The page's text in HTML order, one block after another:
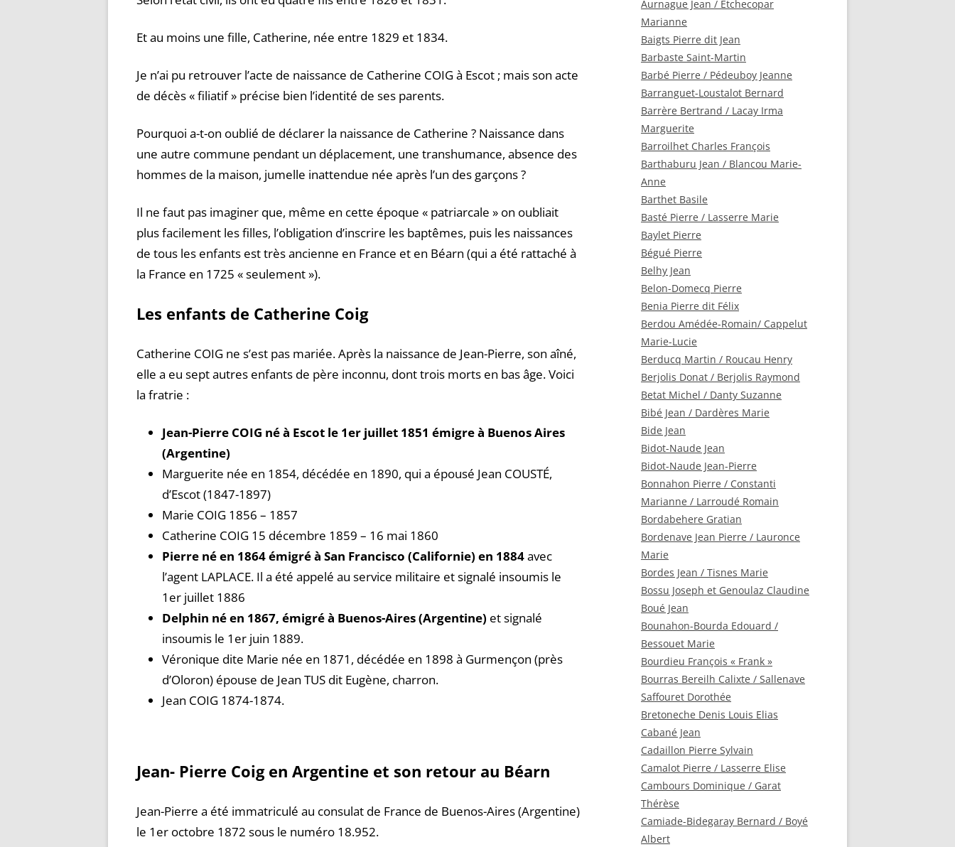
Et au moins une fille, Catherine, née entre 1829 et 1834.
Je n’ai pu retrouver l’acte de naissance de Catherine COIG à Escot ; mais son acte
de décès « filiatif » précise bien l’identité de ses parents.
Pourquoi a-t-on oublié de déclarer la naissance de Catherine ? Naissance dans
une autre commune pendant un déplacement, une transhumance, absence des
hommes de la maison, jumelle inattendue née après l’un des garçons ?
Il ne faut pas imaginer que, même en cette époque « patriarcale » on oubliait
plus facilement les filles, l’obligation d’inscrire les baptêmes, puis les naissances
de tous les enfants est très ancienne en France et en Béarn (qui a été rattaché à
la France en 1725 « seulement »).
Les enfants de Catherine Coig
Catherine COIG ne s’est pas mariée. Après la naissance de Jean-Pierre, son aîné,
elle a eu sept autres enfants de père inconnu, dont trois morts en bas âge. Voici
la fratrie :
Jean-Pierre COIG né à Escot le 1er juillet 1851 émigre à Buenos Aires
(Argentine)
Marguerite née en 1854, décédée en 1890, qui a épousé Jean COUSTÉ,
d’Escot (1847-1897)
Marie COIG 1856 – 1857
Catherine COIG 15 décembre 1859 – 16 mai 1860
Pierre né en 1864 émigré à San Francisco (Californie) en 1884avec
l’agent LAPLACE. Il a été appelé au service militaire et signalé insoumis le
1er juillet 1886
Delphin né en 1867, émigré à Buenos-Aires (Argentine) et signalé
insoumis le 1er juin 1889.
Véronique dite Marie née en 1871, décédée en 1898 à Gurmençon (près
d’Oloron) épouse de Jean TUS dit Eugène, charron.
Jean COIG 1874-1874.
Jean- Pierre Coig en Argentine et son retour au Béarn
Jean-Pierre a été immatriculé au consulat de France de Buenos-Aires (Argentine)
le 1er octobre 1872 sous le numéro 18.952.
Aurnague Jean / Etchecopar
Marianne
Baigts Pierre dit Jean
Barbaste Saint-Martin
Barbé Pierre / Pédeuboy Jeanne
Barranguet-Loustalot Bernard
Barrère Bertrand / Lacay Irma
Marguerite
Barroilhet Charles François
Barthaburu Jean / Blancou Marie-
Anne
Barthet Basile
Basté Pierre / Lasserre Marie
Baylet Pierre
Bégué Pierre
Belhy Jean
Belon-Domecq Pierre
Benia Pierre dit Félix
Berdou Amédée-Romain/ Cappelut
Marie-Lucie
Berducq Martin / Roucau Henry
Berjolis Donat / Berjolis Raymond
Betat Michel / Danty Suzanne
Bibé Jean / Dardères Marie
Bide Jean
Bidot-Naude Jean
Bidot-Naude Jean-Pierre
Bonnahon Pierre / Constanti
Marianne / Larroudé Romain
Bordabehere Gratian
Bordenave Jean Pierre / Lauronce
Marie
Bordes Jean / Tisnes Marie
Bossu Joseph et Genoulaz Claudine
Boué Jean
Bounahon-Bourda Edouard /
Bessouet Marie
Bourdieu François « Frank »
Bourras Bereilh Calixte / Sallenave
Saffouret Dorothée
Bretoneche Denis Louis Elias
Cabané Jean
Cadaillon Pierre Sylvain
Camalot Pierre / Lasserre Elise
Cambours Dominique / Garat
Thérèse
Camiade-Bidegaray Bernard / Boyé
Albert